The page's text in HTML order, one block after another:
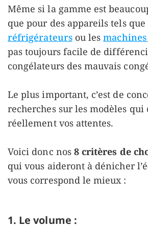
Même si la gamme est
que pour des appareils tels que
réfrigérateursou les
pas toujours facile de
congélateurs des mauvais
Le plus important, c’est de
recherches sur les modèles qui
réellement vos attentes.
Voici donc nos 8 critères de
qui vous aideront à dénicher
vous correspond le mieux :
1. Le volume :